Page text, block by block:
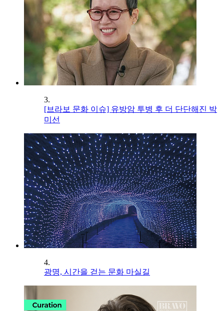
3.
[브라보 문화 이슈] 유방암 투병 후 더 단단해진 박
미선
4.
광명, 시간을 걷는 문화 마실길